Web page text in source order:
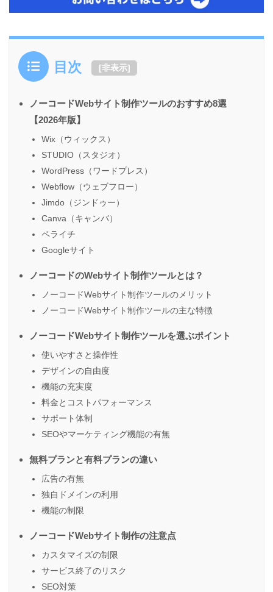
目次 [非表示]
ノーコードWebサイト制作ツールのおすすめ8選
【2026年版】
Wix（ウィックス）
STUDIO（スタジオ）
WordPress（ワードプレス）
Webflow（ウェブフロー）
Jimdo（ジンドゥー）
Canva（キャンバ）
ペライチ
Googleサイト
ノーコードのWebサイト制作ツールとは？
ノーコードWebサイト制作ツールのメリット
ノーコードWebサイト制作ツールの主な特徴
ノーコードWebサイト制作ツールを選ぶポイント
使いやすさと操作性
デザインの自由度
機能の充実度
料金とコストパフォーマンス
サポート体制
SEOやマーケティング機能の有無
無料プランと有料プランの違い
広告の有無
独自ドメインの利用
機能の制限
ノーコードWebサイト制作の注意点
カスタマイズの制限
サービス終了のリスク
SEO対策